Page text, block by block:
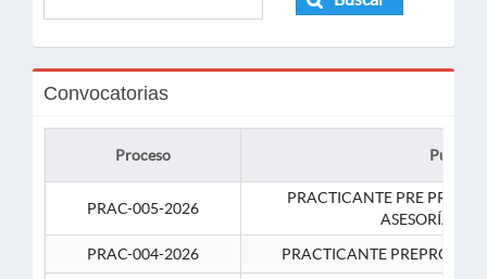
Convocatorias
Proceso Puesto
PRAC-005-2026
PRACTICANTE PRE
ASESORÍA
PRAC-004-2026
PRACTICANTE